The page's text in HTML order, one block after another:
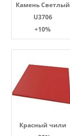
Камень Светлый
U3706
+10%
Красный чили